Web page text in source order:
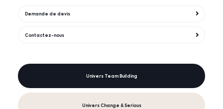
Demande de devis
Contactez-nous
Univers Team Building
Univers Change & Serious